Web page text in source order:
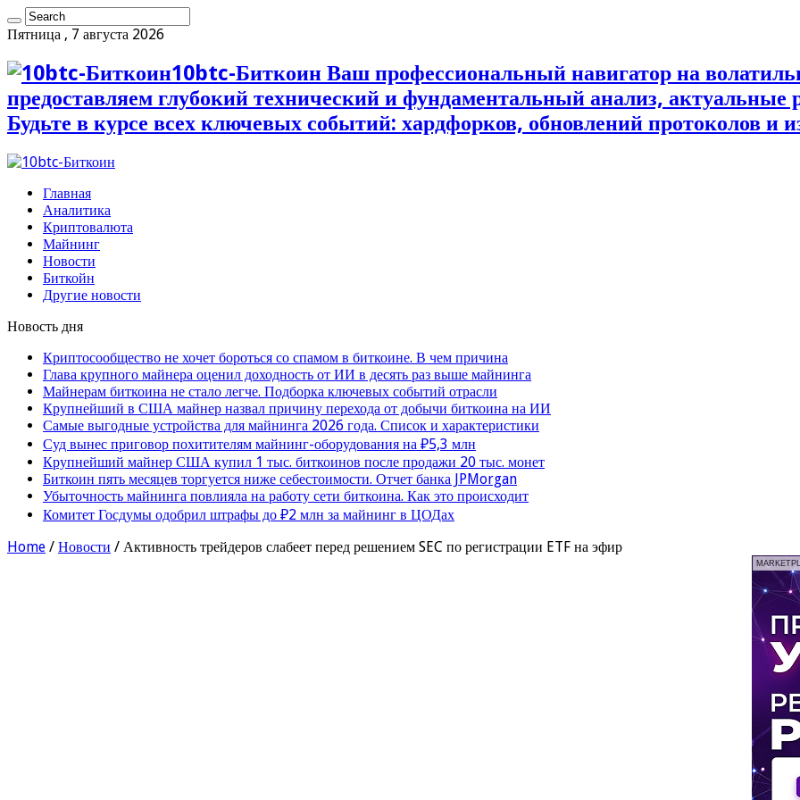
Пятница , 7 августа 2026
10btc-Биткоин Ваш профессиональный навигатор на
предоставляем глубокий технический и фундаментальный анализ,
Будьте в курсе всех ключевых событий: хардфорков, обновлений протоколов и
Главная
Аналитика
Криптовалюта
Майнинг
Новости
Биткойн
Другие новости
Новость дня
Криптосообщество не хочет бороться со спамом в биткоине. В чем причина
Глава крупного майнера оценил доходность от ИИ в десять раз выше майнинга
Майнерам биткоина не стало легче. Подборка ключевых событий отрасли
Крупнейший в США майнер назвал причину перехода от добычи биткоина на ИИ
Самые выгодные устройства для майнинга 2026 года. Список и характеристики
Суд вынес приговор похитителям майнинг-оборудования на ₽5,3 млн
Крупнейший майнер США купил 1 тыс. биткоинов после продажи 20 тыс. монет
Биткоин пять месяцев торгуется ниже себестоимости. Отчет банка JPMorgan
Убыточность майнинга повлияла на работу сети биткоина. Как это происходит
Комитет Госдумы одобрил штрафы до ₽2 млн за майнинг в ЦОДах
Home / Новости / Активность трейдеров слабеет перед решением SEC по регистрации ETF на эфир